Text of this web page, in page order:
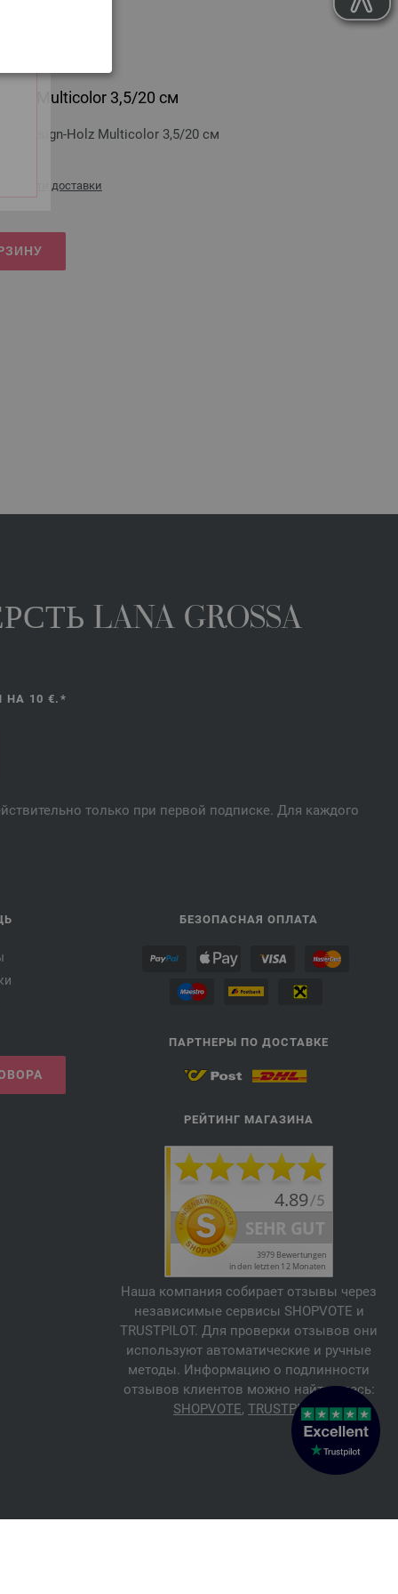
Multicolor 3,5/20 см
Design-Holz Multicolor 3,5/20 см
доставки
LANA GROSSA
10 €.*
только при первой подписке. Для каждого
БЕЗОПАСНАЯ ОПЛАТА
ПАРТНЕРЫ ПО ДОСТАВКЕ
РЕЙТИНГ МАГАЗИНА
Наша компания собирает отзывы через
независимые сервисы SHOPVOTE и
TRUSTPILOT. Для проверки отзывов они
используют автоматические и ручные
методы. Информацию о подлинности
отзывов клиентов можно найти здесь:
SHOPVOTE, TRUSTPILOT